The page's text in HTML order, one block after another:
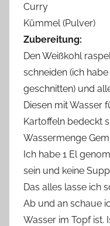
Curry
Kümmel (Pulver)
Zubereitung:
Den Weißkohl
schneiden (ich
geschnitten) und
Diesen mit Wasser
Kartoffeln bedeckt
Wassermenge
Ich habe 1 El
sein und keine
Das alles lasse ich
Ab und an schaue
Wasser im Topf ist.